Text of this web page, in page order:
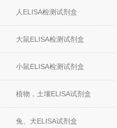
人ELISA检测试剂盒
大鼠ELISA检测试剂盒
小鼠ELISA检测试剂盒
植物，土壤ELISA试剂盒
兔、犬ELISA试剂盒